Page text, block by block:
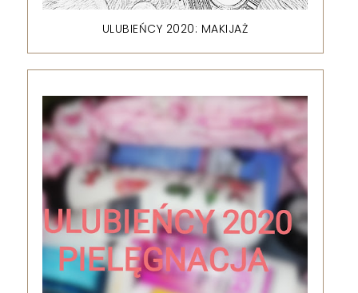
ULUBIEŃCY 2020: MAKIJAŻ